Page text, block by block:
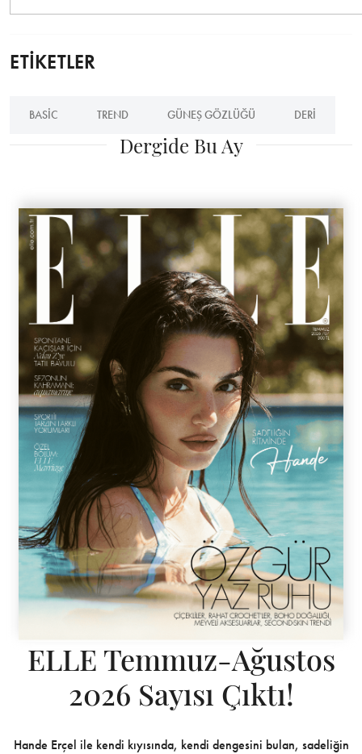
ETİKETLER
BASIC TREND GÜNEŞ GÖZLÜĞÜ DERI
Dergide Bu Ay
ELLE Temmuz-Ağustos
2026 Sayısı Çıktı!
Hande Erçel ile kendi kıyısında, kendi dengesini bulan, sadeliğin